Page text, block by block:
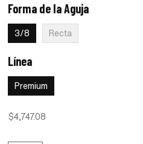
Forma de la Aguja
3/8 Recta
Línea
Premium
$4,747.08